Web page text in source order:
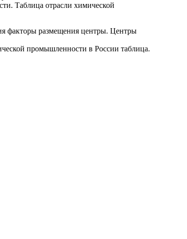
Таблица отрасли химической
промышленности в России таблица.